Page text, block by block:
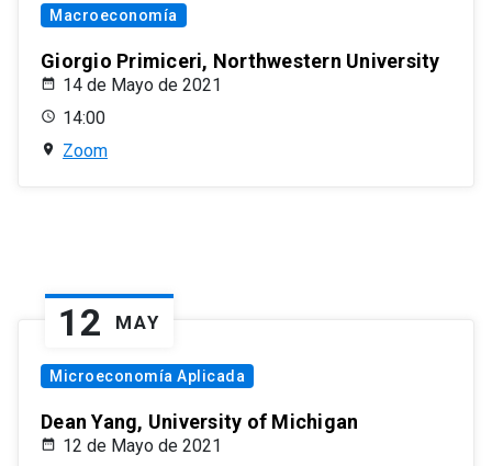
Macroeconomía
Giorgio Primiceri, Northwestern University
14 de Mayo de 2021
14:00
Zoom
12 MAY
Microeconomía Aplicada
Dean Yang, University of Michigan
12 de Mayo de 2021